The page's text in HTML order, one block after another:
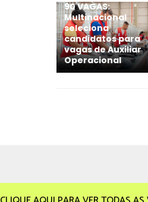
90 VAGAS:
Multinacional
seleciona
candidatos para
vagas de Auxiliar
Operacional